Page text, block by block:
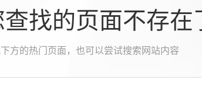
找的页面不存在
方的热门页面，也可以尝试搜索网站内容